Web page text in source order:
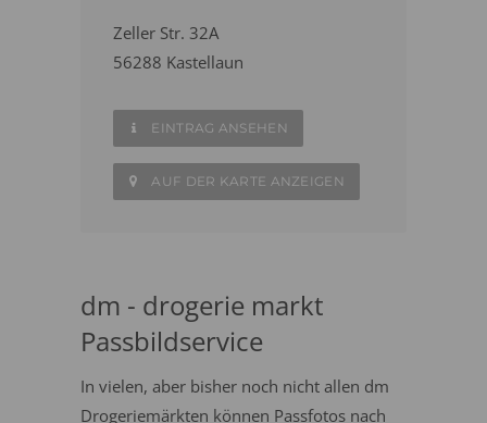
Zeller Str. 32A
56288 Kastellaun
EINTRAG ANSEHEN
AUF DER KARTE ANZEIGEN
dm - drogerie markt
Passbildservice
In vielen, aber bisher noch nicht allen dm
Drogeriemärkten können Passfotos nach